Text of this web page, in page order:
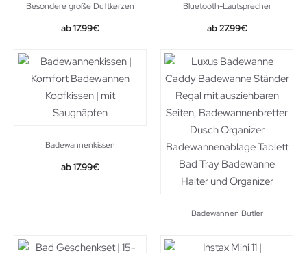
Besondere große Duftkerzen
17.99€
Bluetooth-Lautsprecher
27.99€
Badewannenkissen
Original
17.99€Current
Badewannen Butler